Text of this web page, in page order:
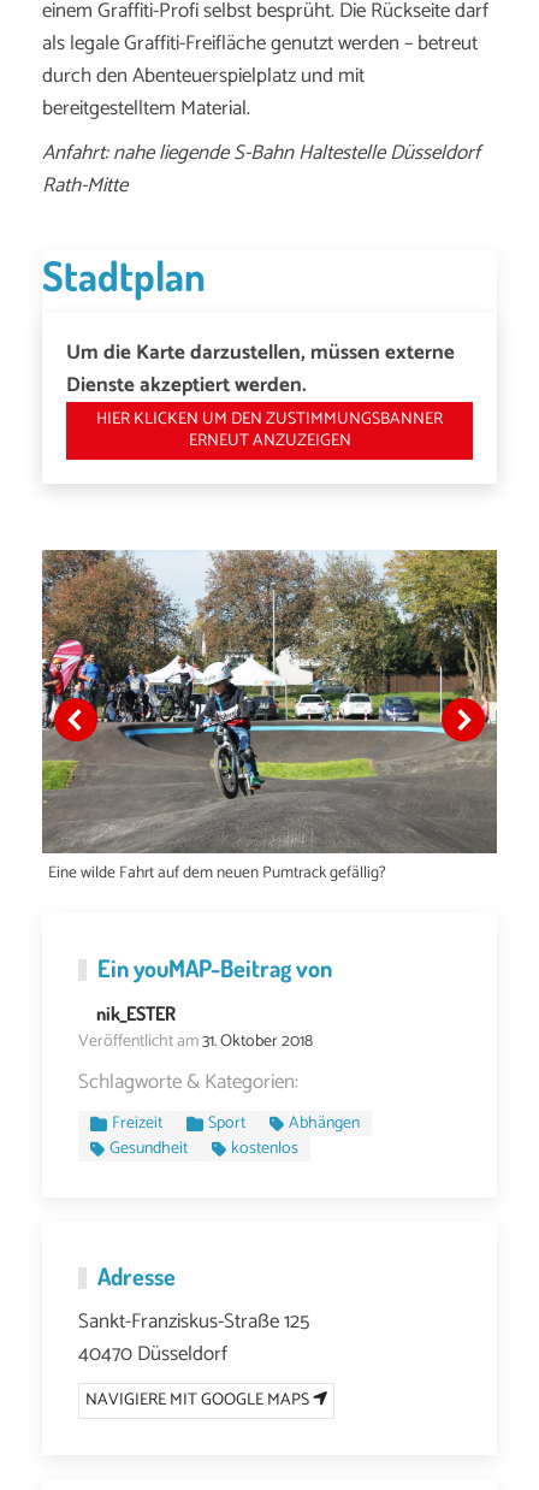
einem Graffiti-Profi selbst besprüht. Die Rückseite darf
als legale Graffiti-Freifläche genutzt werden – betreut
durch den Abenteuerspielplatz und mit
bereitgestelltem Material.
Anfahrt: nahe liegende S-Bahn Haltestelle Düsseldorf
Rath-Mitte
Stadtplan
Um die Karte darzustellen, müssen externe
Dienste akzeptiert werden.
HIER KLICKEN UM DEN ZUSTIMMUNGSBANNER
ERNEUT ANZUZEIGEN
Eine wilde Fahrt auf dem neuen Pumtrack gefällig?
EinyouMAP-Beitrag von
nik_ESTER
Veröffentlicht am31. Oktober 2018
Schlagworte & Kategorien:
Freizeit Sport
Abhängen
Gesundheit
kostenlos
Adresse
Sankt-Franziskus-Straße 125
40470 Düsseldorf
NAVIGIERE MIT GOOGLE MAPS